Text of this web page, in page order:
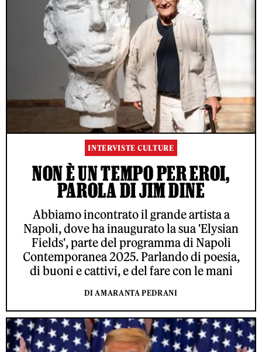
INTERVISTE CULTURE
NON È UN TEMPO PER EROI,
PAROLA DI JIM DINE
Abbiamo incontrato il grande artista a
Napoli, dove ha inaugurato la sua 'Elysian
Fields', parte del programma di Napoli
Contemporanea 2025. Parlando di poesia,
di buoni e cattivi, e del fare con le mani
DI AMARANTA PEDRANI